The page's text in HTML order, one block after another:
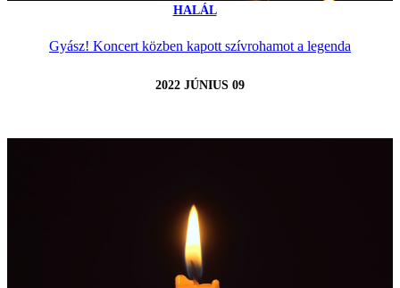
HALÁL
Gyász! Koncert közben kapott szívrohamot a legenda
2022 JÚNIUS 09